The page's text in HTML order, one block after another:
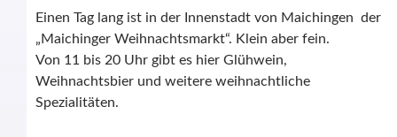
Einen Tag lang ist in der Innenstadt von Maichingen der
„Maichinger Weihnachtsmarkt“. Klein aber fein.
Von 11 bis 20 Uhr gibt es hier Glühwein,
Weihnachtsbier und weitere weihnachtliche
Spezialitäten.